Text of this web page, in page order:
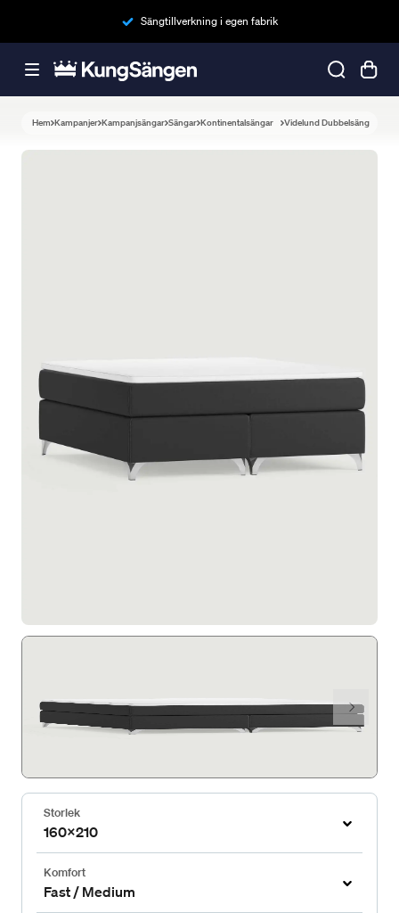
Sängtillverkning i egen fabrik
Hem Kampanjer Kampanjsängar Sängar Kontinentalsängar Videlund Dubbelsäng
Storlek
160x210
Komfort
Fast / Medium